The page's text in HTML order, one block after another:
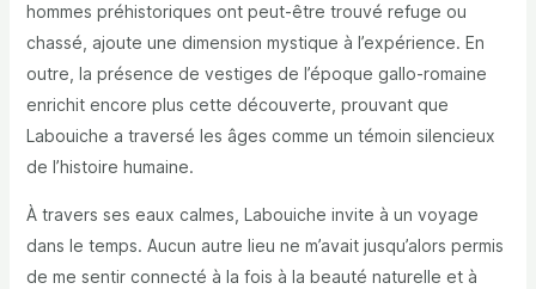
hommes préhistoriques ont peut-être trouvé refuge ou
chassé, ajoute une dimension mystique à l’expérience. En
outre, la présence de vestiges de l’époque gallo-romaine
enrichit encore plus cette découverte, prouvant que
Labouiche a traversé les âges comme un témoin silencieux
de l’histoire humaine.
À travers ses eaux calmes, Labouiche invite à un voyage
dans le temps. Aucun autre lieu ne m’avait jusqu’alors permis
de me sentir connecté à la fois à la beauté naturelle et à